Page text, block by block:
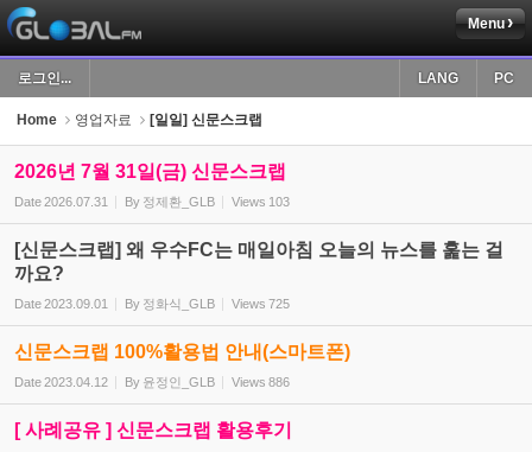
Menu
로그인... PC
LANG
Home 영업자료 [일일] 신문스크랩
2026년 7월 31일(금) 신문스크랩
Date2026.07.31 By 정제환_GLB Views 103
[신문스크랩] 왜 우수FC는 매일아침 오늘의 뉴스를 훑는 걸
까요?
Date2023.09.01 By 정화식_GLB Views 725
신문스크랩 100%활용법 안내(스마트폰)
Date2023.04.12 By 윤정인_GLB Views 886
[ 사례공유 ] 신문스크랩 활용후기
Sketchbook5, 스케치북5
Sketchbook5, 스케치북5